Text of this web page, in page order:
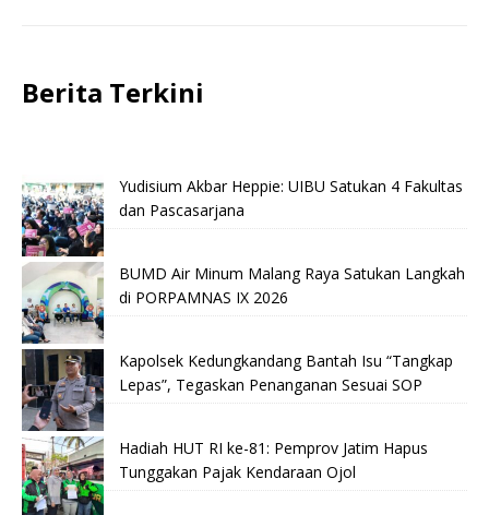
Berita Terkini
Yudisium Akbar Heppie: UIBU Satukan 4 Fakultas
dan Pascasarjana
BUMD Air Minum Malang Raya Satukan Langkah
di PORPAMNAS IX 2026
Kapolsek Kedungkandang Bantah Isu “Tangkap
Lepas”, Tegaskan Penanganan Sesuai SOP
Hadiah HUT RI ke-81: Pemprov Jatim Hapus
Tunggakan Pajak Kendaraan Ojol